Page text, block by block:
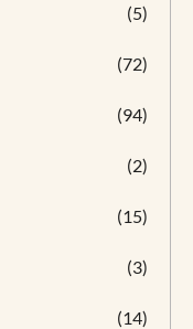
(5)
(72)
(94)
(2)
(15)
(3)
(14)